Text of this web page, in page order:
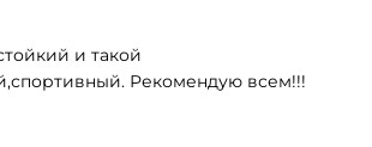
и такой
Рекомендую всем!!!